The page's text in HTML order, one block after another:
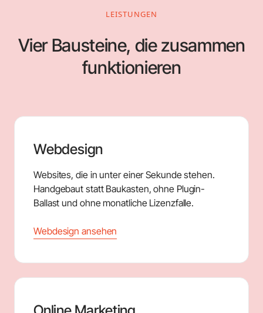
LEISTUNGEN
Vier Bausteine, die zusammen
funktionieren
Webdesign
Websites, die in unter einer Sekunde stehen.
Handgebaut statt Baukasten, ohne Plugin-
Ballast und ohne monatliche Lizenzfalle.
Webdesign ansehen